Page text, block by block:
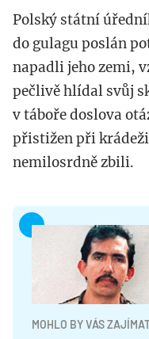
Polský státní
do gulagu poslán
napadli jeho zemi,
pečlivě hlídal svůj
v táboře doslova
přistižen při
nemilosrdně zbili.
MOHLO BY VÁS